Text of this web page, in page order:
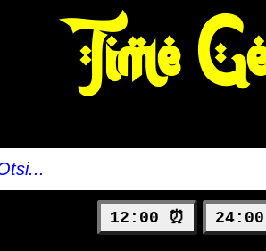
Time
12:00 ⏰